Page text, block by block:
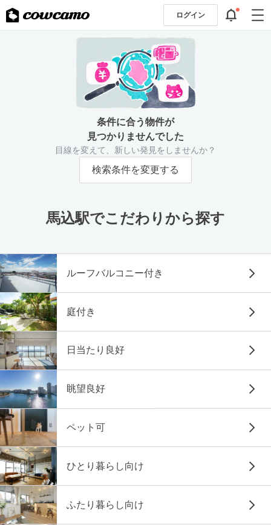
ログイン
条件に合う物件が
見つかりませんでした
目線を変えて、新しい発見をしませんか？
検索条件を変更する
馬込駅でこだわりから探す
ルーフバルコニー付き
庭付き
日当たり良好
眺望良好
ペット可
ひとり暮らし向け
ふたり暮らし向け